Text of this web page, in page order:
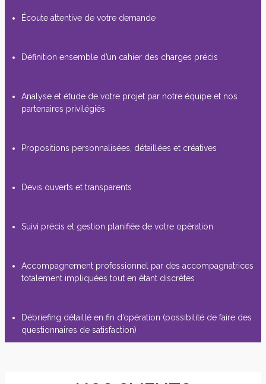
Écoute attentive de votre demande
Définition ensemble d’un cahier des charges précis
Analyse et étude de votre projet par notre équipe et nos
partenaires privilégiés
Propositions personnalisées, détaillées et créatives
Devis ouverts et transparents
Suivi précis et gestion planifiée de votre opération
Accompagnement professionnel par des accompagnatrices
totalement impliquées tout en étant discrètes
Débriefing détaillé en fin d’opération (possibilité de faire des
questionnaires de satisfaction)